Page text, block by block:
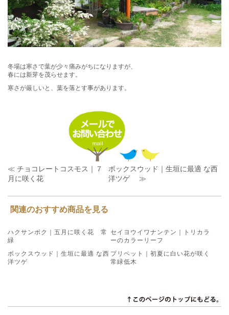
冬場は寒さで葉が少々痛みがちになりますが、
春には新芽を茂らせます。
寒さが厳しいと、葉を落とす事があります。
≪ チョコレートコスモス｜７
月に咲く花
ボックスウッド｜生垣に最適 な西
洋ツゲ ≫
関連のおすすめ商品を見る
ハクサンボク｜五月に咲く花 常
緑
セイヨウイワナンテン｜トリカラ
ーのカラーリーフ
ボックスウッド｜生垣に最適 な西
洋ツゲ
プリペット｜初夏に白い花が咲く
常緑低木